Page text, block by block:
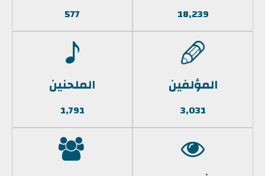
18,239
577
المؤلفين
3,031
الملحنين
1,791